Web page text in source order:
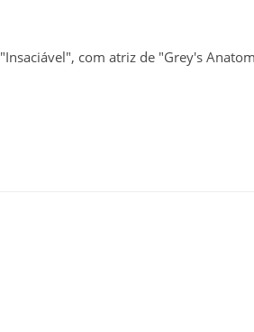
"Insaciável", com atriz de "Grey's